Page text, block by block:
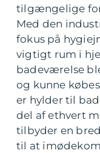
tilgængelige
Med den
fokus på
vigtigt rum i
badeværelse
og kunne
er hylder til
del af ethvert
tilbyder en
til at